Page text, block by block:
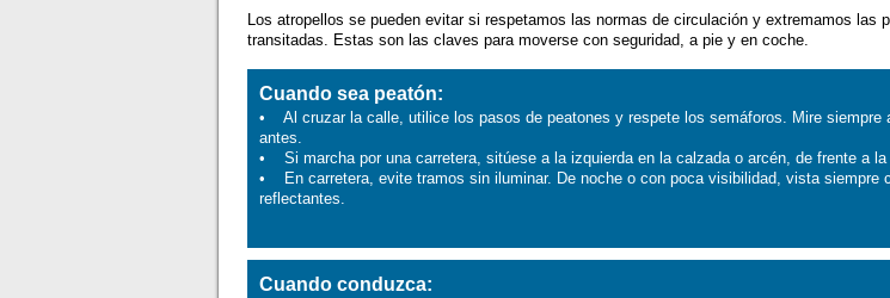
Los atropellos se pueden evitar si respetamos las normas de circulación y extremamos las
transitadas. Estas son las claves para moverse con seguridad, a pie y en coche.
Cuando sea peatón:
• Al cruzar la calle, utilice los pasos de peatones y respete los semáforos. Mire siempre
antes.
• Si marcha por una carretera, sitúese a la izquierda en la calzada o arcén, de frente a la
• En carretera, evite tramos sin iluminar. De noche o con poca visibilidad, vista siempre
reflectantes.
Cuando conduzca: